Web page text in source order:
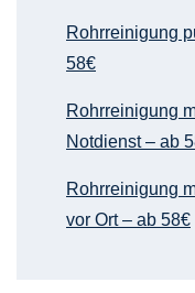
Rohrreinigung
58€
Rohrreinigung
Notdienst – ab
Rohrreinigung
vor Ort – ab 58€